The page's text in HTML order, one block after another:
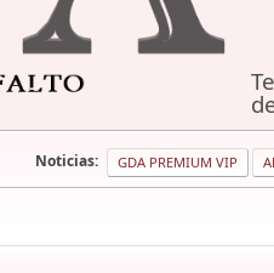
Noticias: GDA PREMIUM VIP